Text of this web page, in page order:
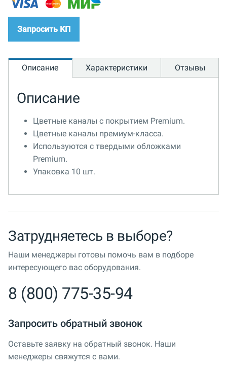
Запросить КП
Описание Характеристики Отзывы
Описание
Цветные каналы с покрытием Premium.
Цветные каналы премиум-класса.
Используются с твердыми обложками
Premium.
Упаковка 10 шт.
Затрудняетесь в выборе?
Наши менеджеры готовы помочь вам в подборе
интересующего вас оборудования.
8 (800) 775-35-94
Запросить обратный звонок
Оставьте заявку на обратный звонок. Наши
менеджеры свяжутся с вами.